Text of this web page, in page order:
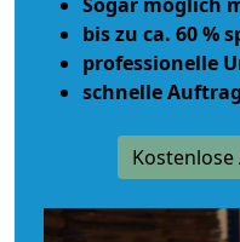
bis zu ca. 60 %
professionelle
schnelle